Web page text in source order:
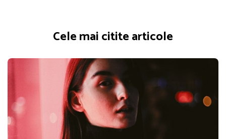
Cele mai citite articole